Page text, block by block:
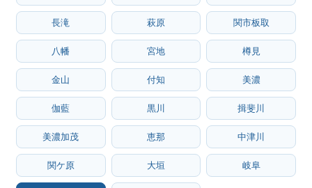
長滝 萩原 関市板取
八幡 宮地 樽見
金山 付知 美濃
伽藍 黒川 揖斐川
美濃加茂 恵那 中津川
関ケ原 大垣 岐阜